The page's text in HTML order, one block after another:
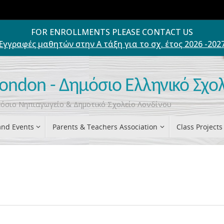
FOR ENROLLMENTS PLEASE CONTACT US
Εγγραφές μαθητών στην Α τάξη για το σχ. έτος 2026 -
- Δημόσιο Ελληνικό
Νηπιαγωγείο & Δημοτικό Σχολείο Λονδίνου
Events Parents & Teachers Association Class Projects